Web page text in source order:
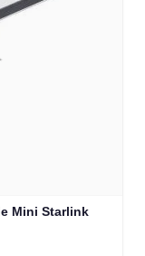
Mini Starlink